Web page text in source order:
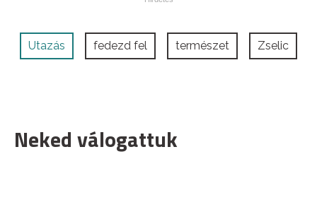
Utazás fedezd fel természet Zselic
Neked válogattuk